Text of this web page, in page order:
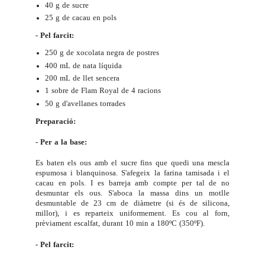
40 g de sucre
25 g de cacau en pols
- Pel farcit:
250 g de xocolata negra de postres
400 mL de nata líquida
200 mL de llet sencera
1 sobre de Flam Royal de 4 racions
50 g d'avellanes torrades
Preparació:
- Per a la base:
Es baten els ous amb el sucre fins que quedi una mescla
espumosa i blanquinosa. S'afegeix la farina tamisada i el
cacau en pols. I es barreja amb compte per tal de no
desmuntar els ous. S'aboca la massa dins un motlle
desmuntable de 23 cm de diàmetre (si és de silicona,
millor), i es reparteix uniformement. Es cou al forn,
prèviament escalfat, durant 10 min a 180ºC (350ºF).
- Pel farcit: